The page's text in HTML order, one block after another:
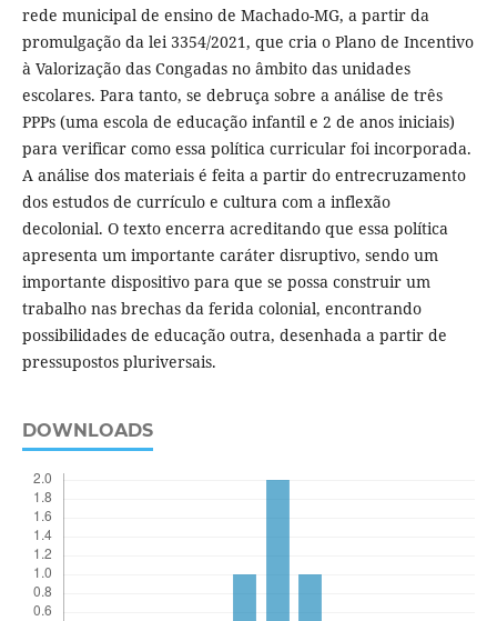
rede municipal de ensino de Machado-MG, a partir da
promulgação da lei 3354/2021, que cria o Plano de Incentivo
à Valorização das Congadas no âmbito das unidades
escolares. Para tanto, se debruça sobre a análise de três
PPPs (uma escola de educação infantil e 2 de anos iniciais)
para verificar como essa política curricular foi incorporada.
A análise dos materiais é feita a partir do entrecruzamento
dos estudos de currículo e cultura com a inflexão
decolonial. O texto encerra acreditando que essa política
apresenta um importante caráter disruptivo, sendo um
importante dispositivo para que se possa construir um
trabalho nas brechas da ferida colonial, encontrando
possibilidades de educação outra, desenhada a partir de
pressupostos pluriversais.
DOWNLOADS